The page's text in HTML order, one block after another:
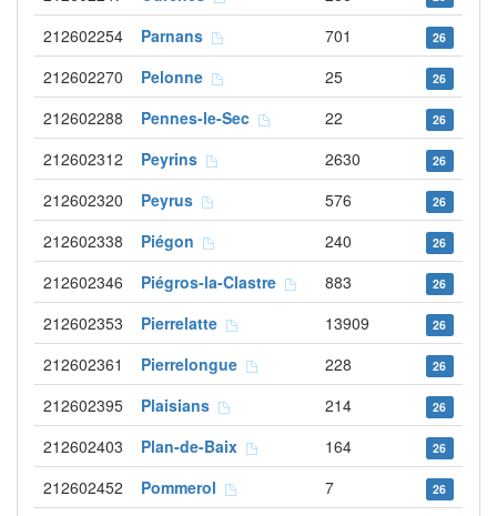
212602254 Parnans 701 26
212602270 Pelonne 25 26
212602288 Pennes-le-Sec 22 26
212602312 Peyrins 2630 26
212602320 Peyrus 576 26
212602338 Piégon 240 26
212602346 Piégros-la-Clastre 883 26
212602353 Pierrelatte 13909 26
212602361 Pierrelongue 228 26
212602395 Plaisians 214 26
212602403 Plan-de-Baix 164 26
212602452 Pommerol 7 26